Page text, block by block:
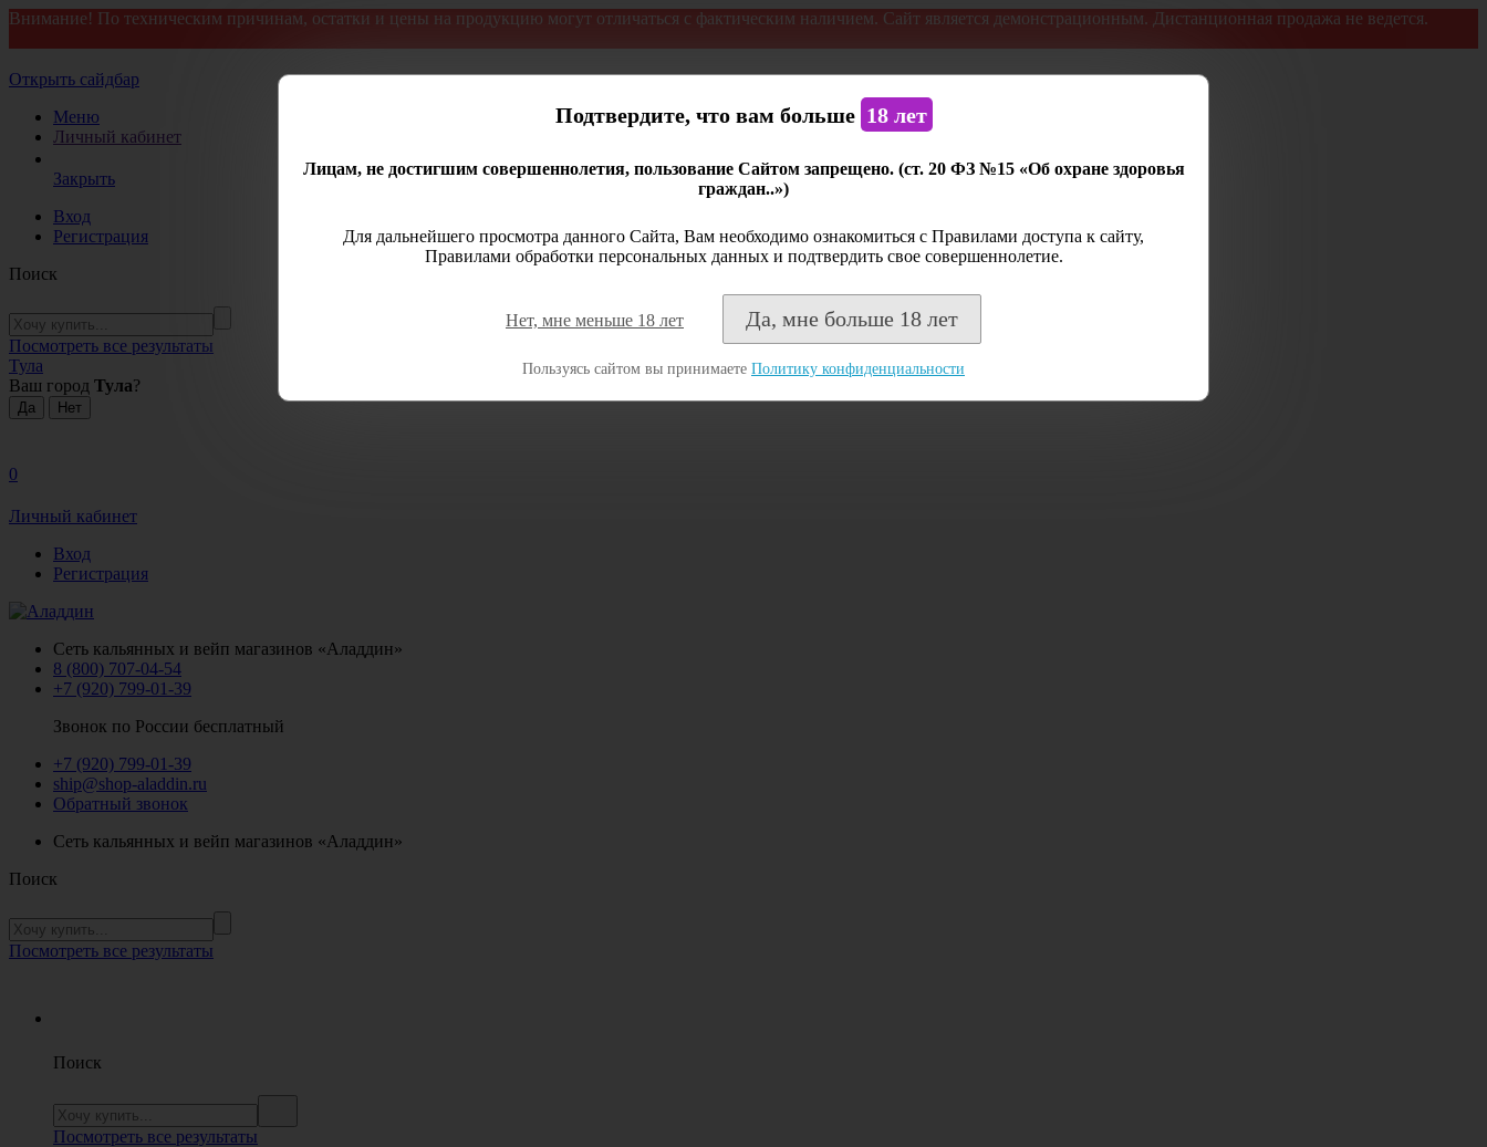
Внимание! По техническим причинам, остатки и цены на продукцию могут отличаться с фактическим наличием. Сайт является демонстрационным. Дистанционная продажа не ведется.
Открыть сайдбар
Меню
Личный кабинет
Закрыть
Вход
Регистрация
Поиск
Посмотреть все результаты
Тула
Ваш город Тула?
0
Личный кабинет
Вход
Регистрация
Сеть кальянных и вейп магазинов «Аладдин»
8 (800) 707-04-54
+7 (920) 799-01-39
Звонок по России бесплатный
+7 (920) 799-01-39
ship@shop-aladdin.ru
Обратный звонок
Сеть кальянных и вейп магазинов «Аладдин»
Поиск
Посмотреть все результаты
Поиск
Посмотреть все результаты
Подтвердите, что вам больше 18 лет
Лицам, не достигшим совершеннолетия, пользование Сайтом запрещено. (ст. 20 ФЗ №15 «Об охране здоровья
граждан..»)
Для дальнейшего просмотра данного Сайта, Вам необходимо ознакомиться с Правилами доступа к сайту,
Правилами обработки персональных данных и подтвердить свое совершеннолетие.
Нет, мне меньше 18 лет Да, мне больше 18 лет
Пользуясь сайтом вы принимаете Политику конфиденциальности